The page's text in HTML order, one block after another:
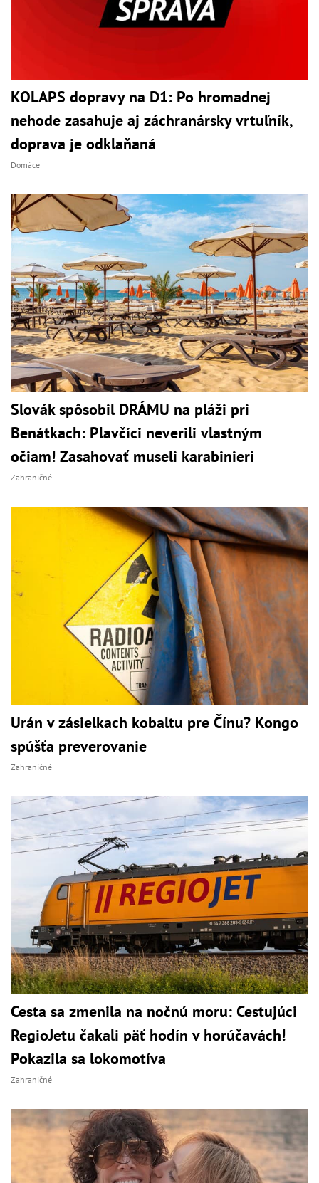
KOLAPS dopravy na D1: Po hromadnej
nehode zasahuje aj záchranársky vrtuľník,
doprava je odklaňaná
Domáce
Slovák spôsobil DRÁMU na pláži pri
Benátkach: Plavčíci neverili vlastným
očiam! Zasahovať museli karabinieri
Zahraničné
Urán v zásielkach kobaltu pre Čínu? Kongo
spúšťa preverovanie
Zahraničné
Cesta sa zmenila na nočnú moru: Cestujúci
RegioJetu čakali päť hodín v horúčavách!
Pokazila sa lokomotíva
Zahraničné